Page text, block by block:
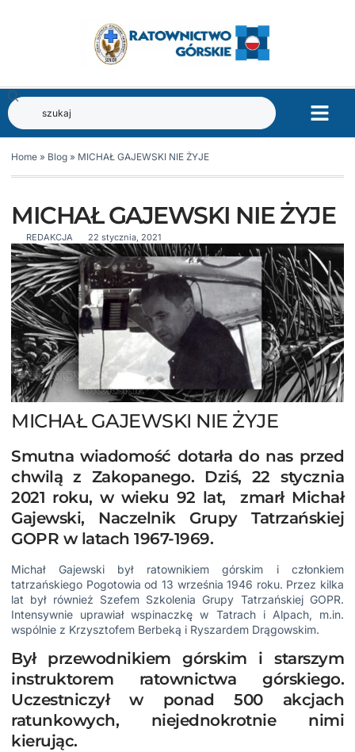
Home » Blog » MICHAŁ GAJEWSKI NIE ŻYJE
MICHAŁ GAJEWSKI NIE ŻYJE
REDAKCJA 22 stycznia, 2021
MICHAŁ GAJEWSKI NIE ŻYJE
Smutna wiadomość dotarła do nas przed
chwilą z Zakopanego. Dziś, 22 stycznia
2021 roku, w wieku 92 lat, zmarł Michał
Gajewski, Naczelnik Grupy Tatrzańskiej
GOPR w latach 1967-1969.
Michał Gajewski był ratownikiem górskim i członkiem
tatrzańskiego Pogotowia od 13 września 1946 roku. Przez kilka
lat był również Szefem Szkolenia Grupy Tatrzańskiej GOPR.
Intensywnie uprawiał wspinaczkę w Tatrach i Alpach, m.in.
wspólnie z Krzysztofem Berbeką i Ryszardem Drągowskim.
Był przewodnikiem górskim i starszym
instruktorem ratownictwa górskiego.
Uczestniczył w ponad 500 akcjach
ratunkowych, niejednokrotnie nimi
kierując.